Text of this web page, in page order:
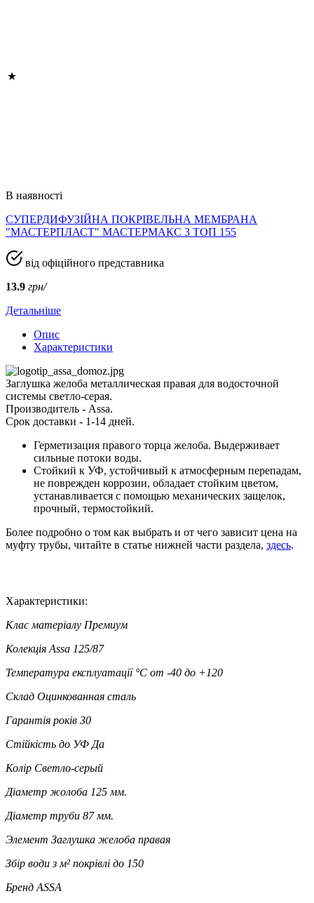
В наявності
СУПЕРДИФУЗІЙНА ПОКРІВЕЛЬНА МЕМБРАНА
"МАСТЕРПЛАСТ" МАСТЕРМАКС 3 ТОП 155
від офіційного представника
13.9 грн/
Детальніше
Опис
Характеристики
Заглушка желоба металлическая правая для водосточной
системы светло-серая.
Производитель - Assa.
Срок доставки - 1-14 дней.
Герметизация правого торца желоба. Выдерживает
сильные потоки воды.
Стойкий к УФ, устойчивый к атмосферным перепадам,
не поврежден коррозии, обладает стойким цветом,
устанавливается с помощью механических защелок,
прочный, термостойкий.
Более подробно о том как выбрать и от чего зависит цена на
муфту трубы, читайте в статье нижней части раздела, здесь.
Характеристики:
Клас матеріалу Премиум
Колекція Assa 125/87
Температура експлуатації °C от -40 до +120
Склад Оцинкованная сталь
Гарантія років 30
Стійкість до УФ Да
Колір Светло-серый
Діаметр жолоба 125 мм.
Діаметр труби 87 мм.
Элемент Заглушка желоба правая
Збір води з м² покрівлі до 150
Бренд ASSA